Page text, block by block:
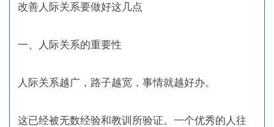
改善人际关系要做好这几点
一、人际关系的重要性
人际关系越广，路子越宽，事情就越好办。
这已经被无数经验和教训所验证。一个优秀的人往